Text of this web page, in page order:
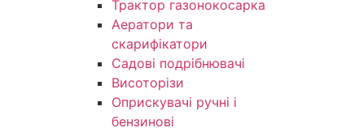
Трактор газонокосарка
Аератори та
скарифікатори
Садові подрібнювачі
Висоторізи
Оприскувачі ручні і
бензинові